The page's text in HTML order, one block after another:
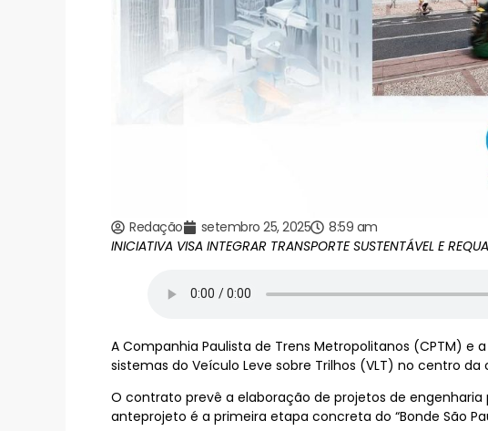
Redação setembro 25, 2025
8:59 am
INICIATIVA VISA INTEGRAR TRANSPORTE SUSTENTÁVEL E
A Companhia Paulista de Trens Metropolitanos (CPTM) e
sistemas do Veículo Leve sobre Trilhos (VLT) no centro da
O contrato prevê a elaboração de projetos de
anteprojeto é a primeira etapa concreta do “Bonde São